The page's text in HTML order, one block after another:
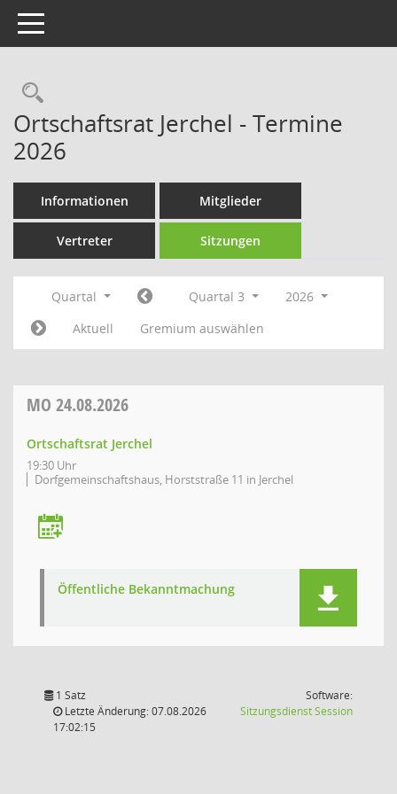
Toggle navigation
Rechercheauswahl
Ortschaftsrat Jerchel - Termine
2026
Informationen Mitglieder
Vertreter Sitzungen
Quartal Quartal 3
2026
Aktuell
Gremium auswählen
MO 24.08.2026
Ortschaftsrat Jerchel
19:30 Uhr
Dorfgemeinschaftshaus, Horststraße 11 in Jerchel
Öffentliche Bekanntmachung
1 Satz
Letzte Änderung: 07.08.2026
17:02:15
Software:
SitzungsdienstSession(Wird in